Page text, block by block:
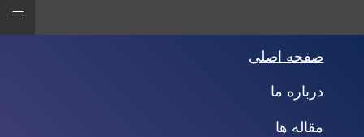
صفحه اصلی
درباره ما
مقاله ها
≡